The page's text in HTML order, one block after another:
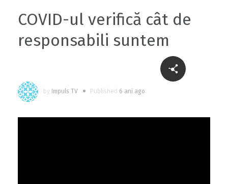
COVID-ul verifică cât de
responsabili suntem
by Impuls TV Published 6 ani ago